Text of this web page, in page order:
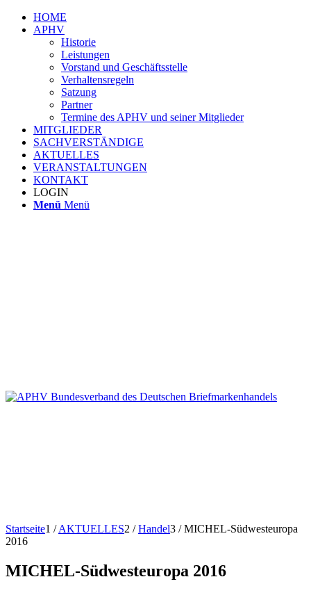
HOME
APHV
Historie
Leistungen
Vorstand und Geschäftsstelle
Verhaltensregeln
Satzung
Partner
Termine des APHV und seiner Mitglieder
MITGLIEDER
SACHVERSTÄNDIGE
AKTUELLES
VERANSTALTUNGEN
KONTAKT
LOGIN
Menü Menü
Startseite1 / AKTUELLES2 / Handel3 / MICHEL-Südwesteuropa
2016
MICHEL-Südwesteuropa 2016